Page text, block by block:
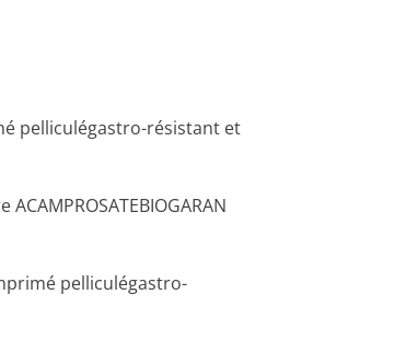
pelliculégastro-résistant et
pelliculégastro-